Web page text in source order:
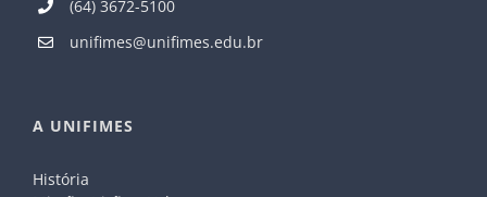
(64) 3672-5100
unifimes@unifimes.edu.br
A UNIFIMES
História